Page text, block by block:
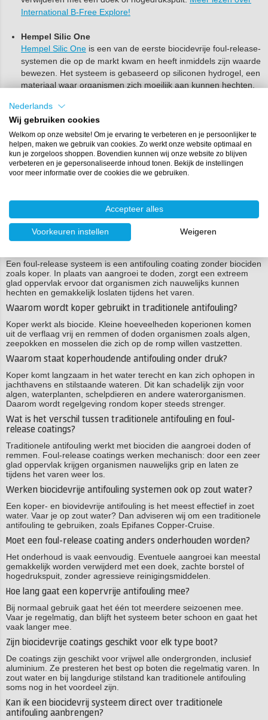
International B-Free Explore!
Hempel Silic One
Hempel Silic One is een van de eerste biocidevrije foul‑release-
systemen die op de markt kwam en heeft inmiddels zijn waarde
bewezen. Het systeem is gebaseerd op siliconen hydrogel, een
materiaal waar organismen zich moeilijk aan kunnen hechten.
reinigen en opnieuw aan te brengen is. Het systeem is geschikt
voor gebruik onder de waterlijn op boten van polyester, staal en
aluminium.Meer lezen over Hempel Silic One!
Tip:op de productpagina's van de producten vind je
uitgebreide verfschema’s voor verschillende ondergronden
en toepassingen. Heb je vragen? Neem gerust
Veelgestelde vragen
Een foul-release systeem is een antifouling coating zonder biociden
zoals koper. In plaats van aangroei te doden, zorgt een extreem
glad oppervlak ervoor dat organismen zich nauwelijks kunnen
hechten en gemakkelijk loslaten tijdens het varen.
Waarom wordt koper gebruikt in traditionele antifouling?
Koper werkt als biocide. Kleine hoeveelheden koperionen komen
uit de verflaag vrij en remmen of doden organismen zoals algen,
zeepokken en mosselen die zich op de romp willen vastzetten.
Waarom staat koperhoudende antifouling onder druk?
Koper komt langzaam in het water terecht en kan zich ophopen in
jachthavens en stilstaande wateren. Dit kan schadelijk zijn voor
algen, waterplanten, schelpdieren en andere waterorganismen.
Daarom wordt regelgeving rondom koper steeds strenger.
Wat is het verschil tussen traditionele antifouling en foul-
release coatings?
Traditionele antifouling werkt met biociden die aangroei doden of
remmen. Foul-release coatings werken mechanisch: door een zeer
glad oppervlak krijgen organismen nauwelijks grip en laten ze
tijdens het varen weer los.
Werken biocidevrije antifouling systemen ook op zout water?
Een koper- en biovidevrije antifouling is het meest effectief in zoet
water. Vaar je op zout water? Dan adviseren wij om een traditionele
antifouling te gebruiken, zoals Epifanes Copper-Cruise.
Moet een foul-release coating anders onderhouden worden?
Het onderhoud is vaak eenvoudig. Eventuele aangroei kan meestal
gemakkelijk worden verwijderd met een doek, zachte borstel of
hogedrukspuit, zonder agressieve reinigingsmiddelen.
Hoe lang gaat een kopervrije antifouling mee?
Bij normaal gebruik gaat het één tot meerdere seizoenen mee.
Vaar je regelmatig, dan blijft het systeem beter schoon en gaat het
vaak langer mee.
Zijn biocidevrije coatings geschikt voor elk type boot?
De coatings zijn geschikt voor vrijwel alle ondergronden, inclusief
aluminium. Ze presteren het best op boten die regelmatig varen. In
zout water en bij langdurige stilstand kan traditionele antifouling
soms nog in het voordeel zijn.
Kan ik een biocidevrij systeem direct over traditionele
antifouling aanbrengen?
Nederlands
Wij gebruiken cookies
Welkom op onze website! Om je ervaring te verbeteren en je persoonlijker te
helpen, maken we gebruik van cookies. Zo werkt onze website optimaal en
kun je zorgeloos shoppen. Bovendien kunnen wij onze website zo blijven
verbeteren en je gepersonaliseerde inhoud tonen. Bekijk de instellingen
voor meer informatie over de cookies die we gebruiken.
Accepteer alles
Voorkeuren instellen Weigeren